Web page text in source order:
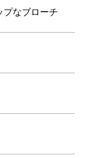
プなブローチ